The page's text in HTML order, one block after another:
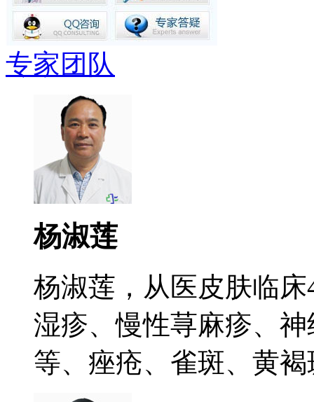
专家团队
杨淑莲
杨淑莲，从医皮肤临
湿疹、慢性荨麻疹、
等、痤疮、雀斑、黄褐